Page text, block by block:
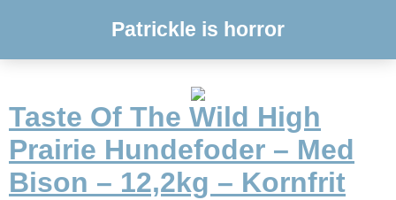
Patrickle is horror
Taste Of The Wild High
Prairie Hundefoder – Med
Bison – 12,2kg – Kornfrit